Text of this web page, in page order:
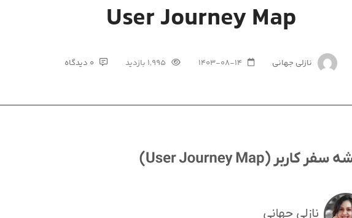
User Journey Map
نازلی جهانی 1403-08-14 1,995 بازدید 0 دیدگاه